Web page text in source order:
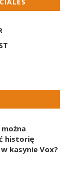
można
historię
kasynie Vox?